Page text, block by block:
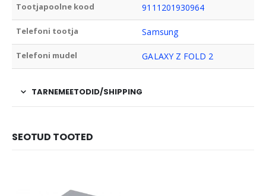
Tootjapoolne kood 9111201930964
Telefoni tootja Samsung
Telefoni mudel GALAXY Z FOLD 2
TARNEMEETODID/SHIPPING
SEOTUD TOOTED